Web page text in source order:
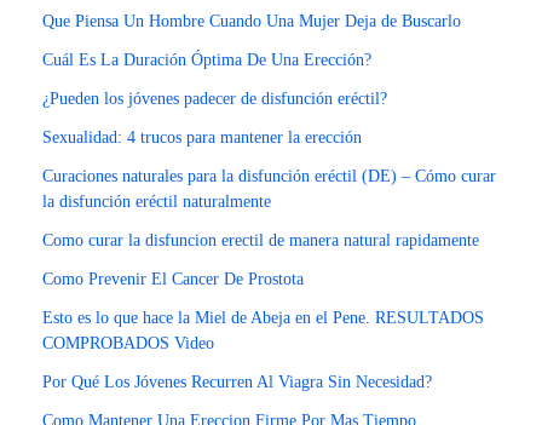
Que Piensa Un Hombre Cuando Una Mujer Deja de Buscarlo
Cuál Es La Duración Óptima De Una Erección?
¿Pueden los jóvenes padecer de disfunción eréctil?
Sexualidad: 4 trucos para mantener la erección
Curaciones naturales para la disfunción eréctil (DE) – Cómo curar
la disfunción eréctil naturalmente
Como curar la disfuncion erectil de manera natural rapidamente
Como Prevenir El Cancer De Prostota
Esto es lo que hace la Miel de Abeja en el Pene. RESULTADOS
COMPROBADOS Video
Por Qué Los Jóvenes Recurren Al Viagra Sin Necesidad?
Como Mantener Una Ereccion Firme Por Mas Tiempo